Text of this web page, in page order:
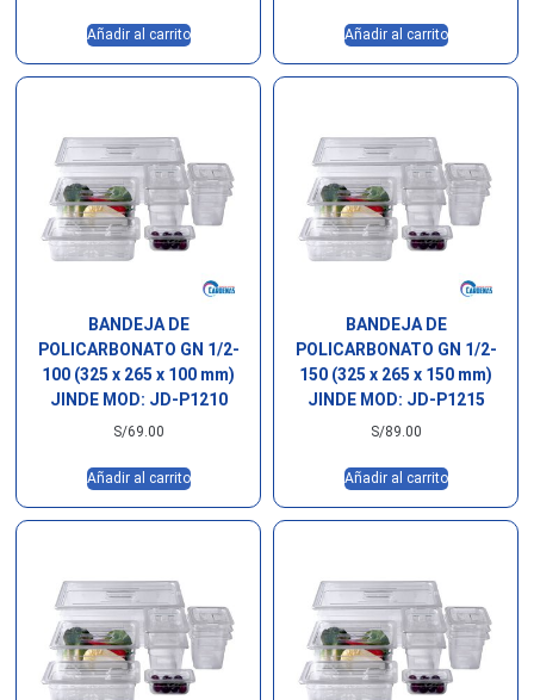
Añadir al carrito Añadir al carrito
BANDEJA DE
POLICARBONATO GN 1/2-
100 (325 x 265 x 100 mm)
JINDE MOD: JD-P1210
S/69.00
Añadir al carrito
BANDEJA DE
POLICARBONATO GN 1/2-
150 (325 x 265 x 150 mm)
JINDE MOD: JD-P1215
S/89.00
Añadir al carrito